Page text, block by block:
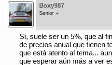
Boxy987
Senior +
Sí, suele ser un 5%, que al
de precios anual que tienen
que está atento al tema...
que esperar aún más a ver